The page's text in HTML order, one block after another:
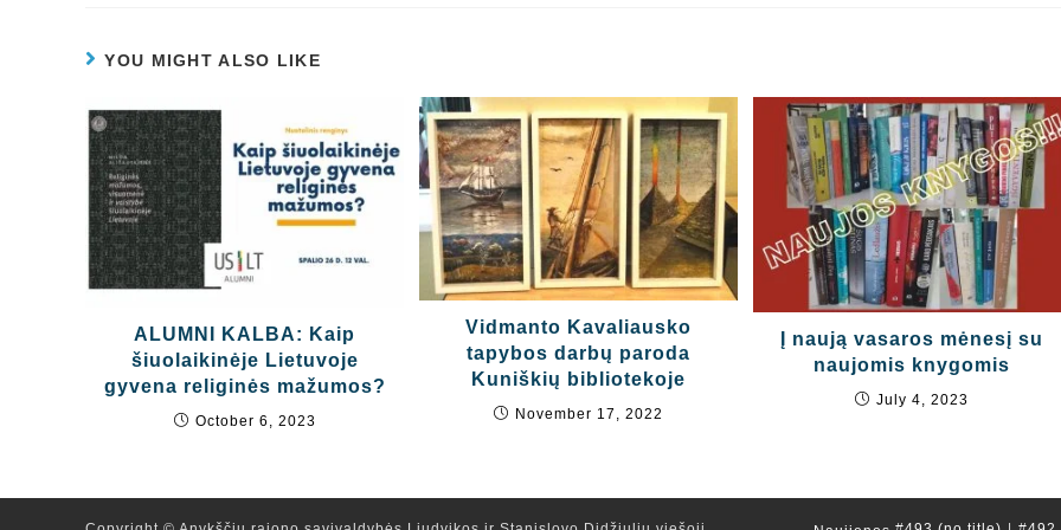
YOU MIGHT ALSO LIKE
ALUMNI KALBA: Kaip
šiuolaikinėje Lietuvoje
gyvena religinės mažumos?
October 6, 2023
Vidmanto Kavaliausko
tapybos darbų paroda
Kuniškių bibliotekoje
November 17, 2022
Į naują vasaros mėnesį su
naujomis knygomis
July 4, 2023